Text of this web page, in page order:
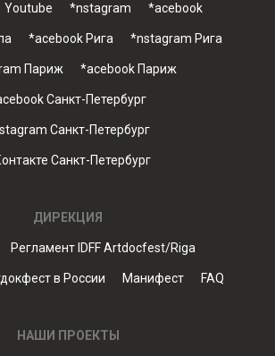
Youtube *nstagram *acebook
*acebook Рига *nstagram Рига
Париж *acebook Париж
Санкт-Петербург
Санкт-Петербург
Санкт-Петербург
ДИРЕКЦИЯ
Регламент IDFF Artdocfest/Riga
в России Манифест FAQ
НАШИ ПРОЕКТЫ